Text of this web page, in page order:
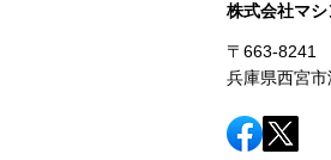
株式会社マ
〒663-8241
兵庫県西宮